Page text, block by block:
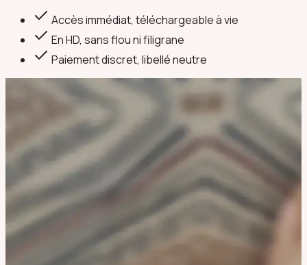
Accès immédiat, téléchargeable à vie
En HD, sans flou ni filigrane
Paiement discret, libellé neutre